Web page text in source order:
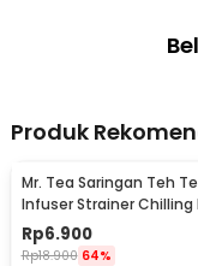
Produk
Mr. Tea Saringan Teh
Infuser Strainer Chilling
Silicon - MR03
Rp6.900
Rp18.900 64%